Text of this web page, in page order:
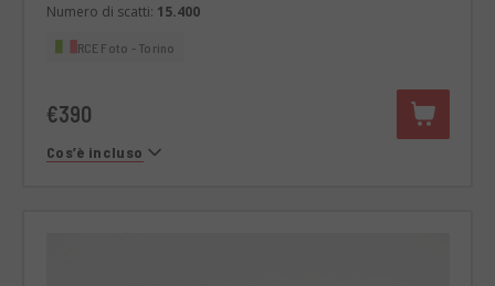
Numero di scatti: 15.400
RCE Foto - Torino
€390
Cos’è incluso